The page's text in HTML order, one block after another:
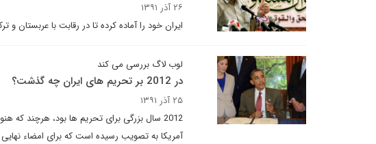
۲۶ آذر ۱۳۹۱
ایران خود را آماده کرده تا در رقابت با عربستان
لوب لاگ بررسی می کند
در 2012 بر تحریم های ایران چه گذشت؟
۲۵ آذر ۱۳۹۱
2012 سال بزرگی برای تحریم ها بود، هرچند
آمریکا به تصویب رسیده است که برای امضاء نهایی